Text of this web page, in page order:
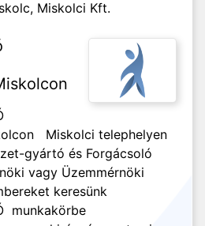
Miskolci Kft.
Miskolci telephelyen
gyártó és Forgácsoló
vagy Üzemmérnöki
keresünk
munkakörbe